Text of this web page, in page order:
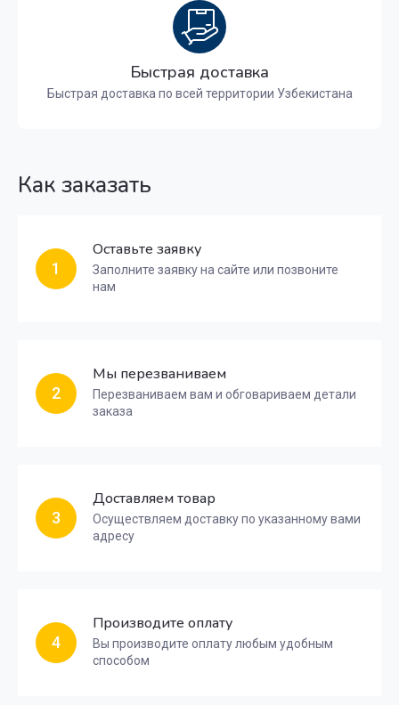
Быстрая доставка
Быстрая доставка по всей территории Узбекистана
Как заказать
1
Оставьте заявку
Заполните заявку на сайте или позвоните
нам
2
Мы перезваниваем
Перезваниваем вам и обговариваем детали
заказа
3
Доставляем товар
Осуществляем доставку по указанному вами
адресу
4
Производите оплату
Вы производите оплату любым удобным
способом